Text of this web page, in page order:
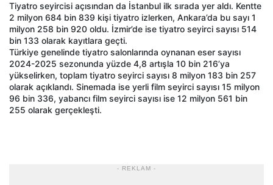
Tiyatro seyircisi açısından da İstanbul ilk sırada yer aldı. Kentte
2 milyon 684 bin 839 kişi tiyatro izlerken, Ankara’da bu sayı 1
milyon 258 bin 920 oldu. İzmir’de ise tiyatro seyirci sayısı 514
bin 133 olarak kayıtlara geçti.
Türkiye genelinde tiyatro salonlarında oynanan eser sayısı
2024-2025 sezonunda yüzde 4,8 artışla 10 bin 216’ya
yükselirken, toplam tiyatro seyirci sayısı 8 milyon 183 bin 257
olarak açıklandı. Sinemada ise yerli film seyirci sayısı 15 milyon
96 bin 336, yabancı film seyirci sayısı ise 12 milyon 561 bin
255 olarak gerçekleşti.
- REKLAM -